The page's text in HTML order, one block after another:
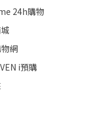
24h購物
網
i預購